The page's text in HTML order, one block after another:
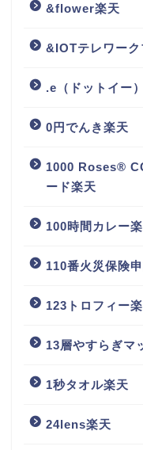
&flower楽天
&IOTテレワーク
.e（ドットイー
0円でんき楽天
1000 Roses®
ード楽天
100時間カレー
110番火災保険
123トロフィー
13層やすらぎマ
1秒タオル楽天
24lens楽天